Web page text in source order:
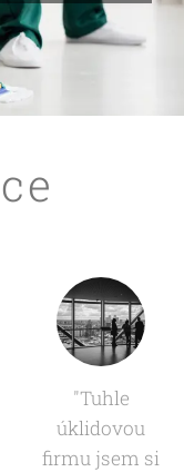
"Tuhle
úklidovou
firmu jsem si